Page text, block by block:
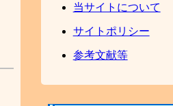
当サイトについて
サイトポリシー
参考文献等